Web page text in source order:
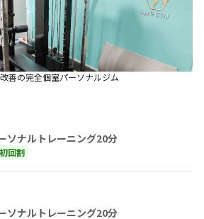
善の完全個室パーソナルジム
ソナルトレーニング20分
初回割
ソナルトレーニング20分